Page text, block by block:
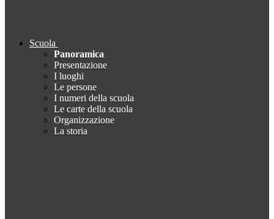
Scuola
Panoramica
Presentazione
I luoghi
Le persone
I numeri della scuola
Le carte della scuola
Organizzazione
La storia